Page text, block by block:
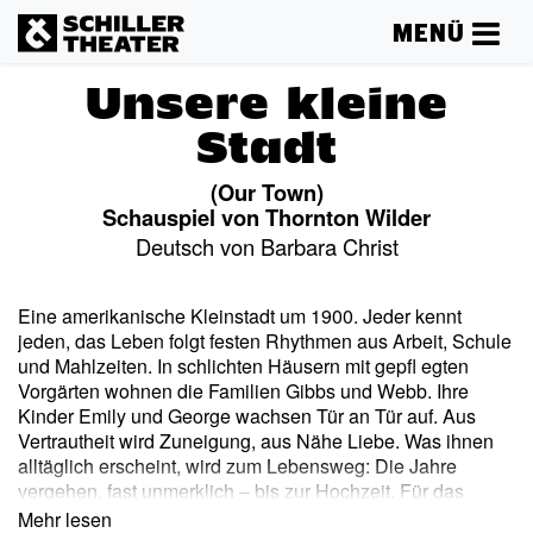
MENÜ
Unsere kleine
Stadt
(Our Town)
Schauspiel von Thornton Wilder
Deutsch von Barbara Christ
Eine amerikanische Kleinstadt um 1900. Jeder kennt
jeden, das Leben folgt festen Rhythmen aus Arbeit, Schule
und Mahlzeiten. In schlichten Häusern mit gepfl egten
Vorgärten wohnen die Familien Gibbs und Webb. Ihre
Kinder Emily und George wachsen Tür an Tür auf. Aus
Vertrautheit wird Zuneigung, aus Nähe Liebe. Was ihnen
alltäglich erscheint, wird zum Lebensweg: Die Jahre
vergehen, fast unmerklich – bis zur Hochzeit. Für das
große Glück der beiden bleibt wenig Zeit. Erst im
Mehr lesen